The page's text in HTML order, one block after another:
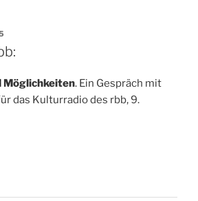
Möglichkeiten. Ein Gespräch mit
das Kulturradio des rbb, 9.